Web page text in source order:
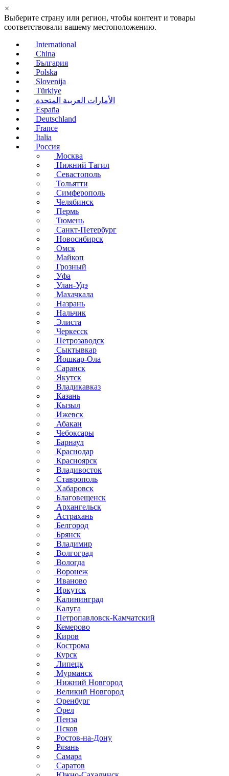
×
Выберите страну или регион, чтобы контент и товары
соответствовали вашему местоположению.
International
China
България
Polska
Slovenija
Türkiye
الأمارات العربية المتحدة
España
Deutschland
France
Italia
Россия
Москва
Нижний Тагил
Севастополь
Тольятти
Симферополь
Челябинск
Пермь
Тюмень
Санкт-Петербург
Новосибирск
Омск
Майкоп
Грозный
Уфа
Улан-Удэ
Махачкала
Назрань
Нальчик
Элиста
Черкесск
Петрозаводск
Сыктывкар
Йошкар-Ола
Саранск
Якутск
Владикавказ
Казань
Кызыл
Ижевск
Абакан
Чебоксары
Барнаул
Краснодар
Красноярск
Владивосток
Ставрополь
Хабаровск
Благовещенск
Архангельск
Астрахань
Белгород
Брянск
Владимир
Волгоград
Вологда
Воронеж
Иваново
Иркутск
Калининград
Калуга
Петропавловск-Камчатский
Кемерово
Киров
Кострома
Курск
Липецк
Мурманск
Нижний Новгород
Великий Новгород
Оренбург
Орел
Пенза
Псков
Ростов-на-Дону
Рязань
Самара
Саратов